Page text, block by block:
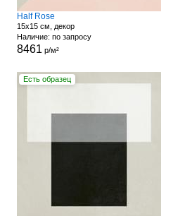
Half Rose
15x15 см, декор
Наличие: по запросу
8461 р/м²
Есть образец